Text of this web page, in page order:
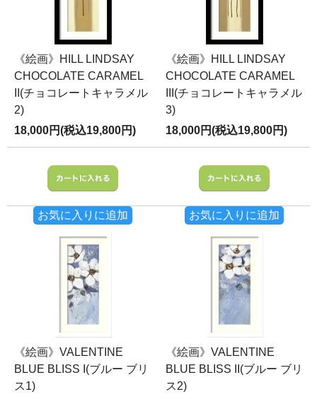
《絵画》HILL LINDSAY
CHOCOLATE CARAMEL
II(チョコレートキャラメル
2)
18,000円(税込19,800円)
お気に入りに追加
《絵画》HILL LINDSAY
CHOCOLATE CARAMEL
III(チョコレートキャラメル
3)
18,000円(税込19,800円)
お気に入りに追加
《絵画》VALENTINE
BLUE BLISS I(ブルー ブリ
ス1)
《絵画》VALENTINE
BLUE BLISS II(ブルー ブリ
ス2)